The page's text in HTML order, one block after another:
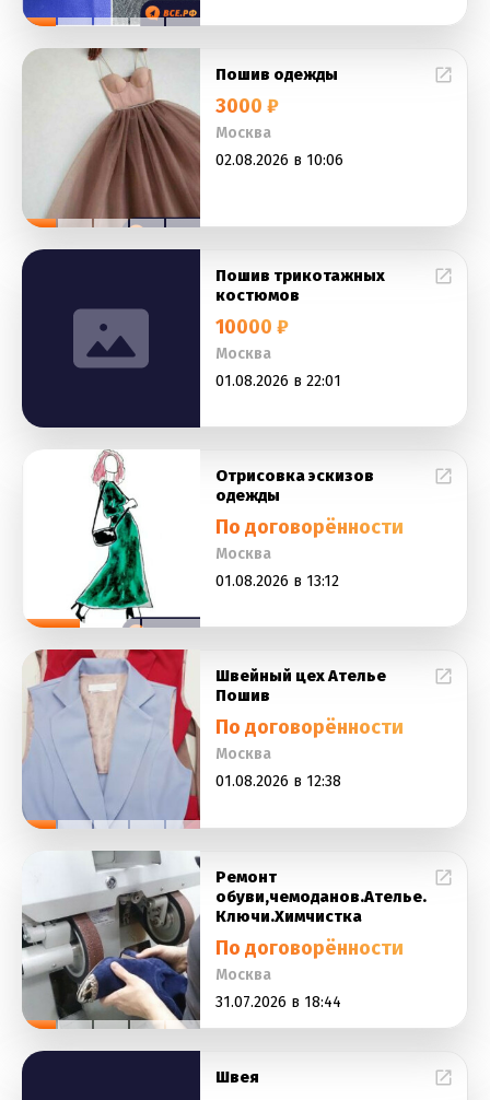
Пошив одежды
3000 ₽
Москва
02.08.2026 в 10:06
Пошив трикотажных
костюмов
10000 ₽
Москва
01.08.2026 в 22:01
Отрисовка эскизов
одежды
По договорённости
Москва
01.08.2026 в 13:12
Швейный цех Ателье
Пошив
По договорённости
Москва
01.08.2026 в 12:38
Ремонт
обуви,чемоданов.Ателье.
Ключи.Химчистка
По договорённости
Москва
31.07.2026 в 18:44
Швея